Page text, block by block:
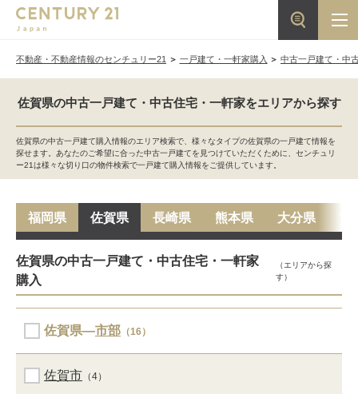
不動産・不動産情報のセンチュリー21 一戸建て・一軒家購入 中古一戸建て・中
佐賀県の中古一戸建て・中古住宅・一軒家をエリアから探す
佐賀県の中古一戸建て購入情報のエリア検索で、様々なタイプの佐賀県の一戸建て情報を
探せます。あなたのご希望に合った中古一戸建てを見つけていただくために、センチュリ
ー21は様々な切り口の物件検索で一戸建て購入情報をご提供しています。
福岡県 佐賀県 長崎県 熊本県 大分県
佐賀県の中古一戸建て・中古住宅・一軒家
購入
（エリアから探
す）
佐賀県―市部 （16）
佐賀市 （4）